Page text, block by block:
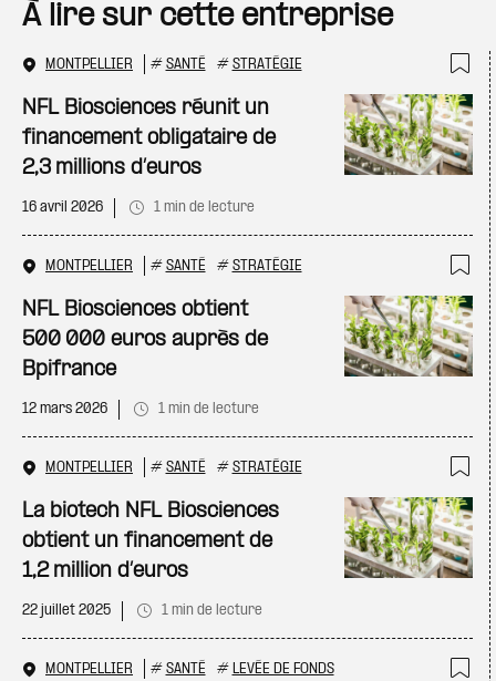
À lire sur cette entreprise
MONTPELLIER # SANTÉ # STRATÉGIE
NFL Biosciences réunit un
financement obligataire de
2,3 millions d’euros
16 avril 2026 1 min de lecture
MONTPELLIER # SANTÉ # STRATÉGIE
NFL Biosciences obtient
500 000 euros auprès de
Bpifrance
12 mars 2026 1 min de lecture
MONTPELLIER # SANTÉ # STRATÉGIE
La biotech NFL Biosciences
obtient un financement de
1,2 million d’euros
22 juillet 2025 1 min de lecture
MONTPELLIER # SANTÉ # LEVÉE DE FONDS